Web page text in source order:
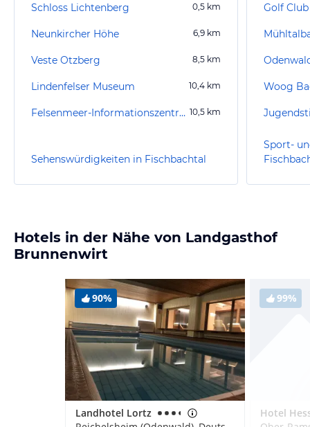
Schloss Lichtenberg 0,5 km
Neunkircher Höhe 6,9 km
Veste Otzberg 8,5 km
Lindenfelser Museum 10,4 km
Felsenmeer-Informationszentrum 10,5 km
Sehenswürdigkeiten in Fischbachtal
Golf
Woog
Sport-
Hotels in der Nähe von Landgasthof
Brunnenwirt
90%
Landhotel Lortz
99%